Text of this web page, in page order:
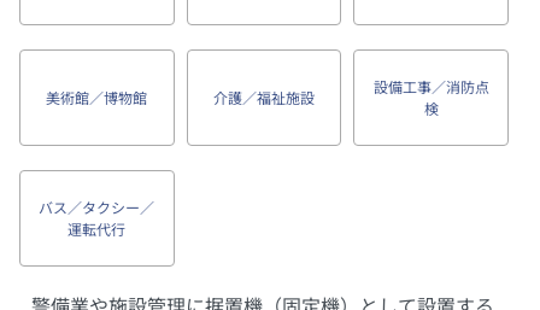
美術館／博物館 介護／福祉施設
設備工事／消防点
検
バス／タクシー／
運転代行